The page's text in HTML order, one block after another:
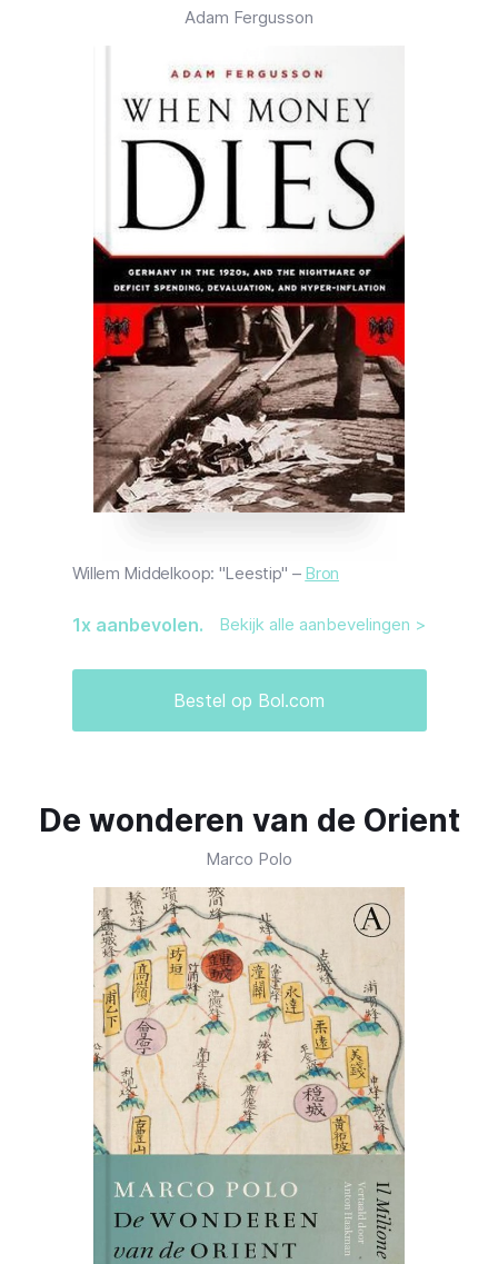
Adam Fergusson
Willem Middelkoop: "Leestip" – Bron
Bestel op Bol.com
1x aanbevolen. Bekijk alle aanbevelingen >
De wonderen van de Orient
Marco Polo